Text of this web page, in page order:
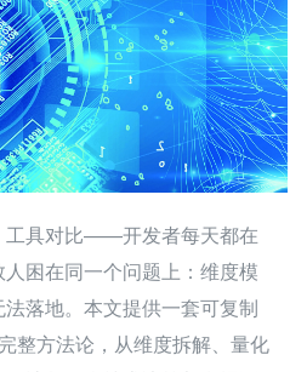
工具对比——开发者每天都在
困在同一个问题上：维度模
落地。本文提供一套可复制
整方法论，从维度拆解、量化